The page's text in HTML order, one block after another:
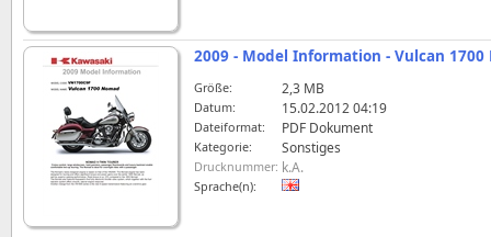
2009 - Model Information - Vulcan 1700
Größe: 2,3 MB
Datum: 15.02.2012 04:19
Dateiformat: PDF Dokument
Kategorie: Sonstiges
Drucknummer: k.A.
Sprache(n):